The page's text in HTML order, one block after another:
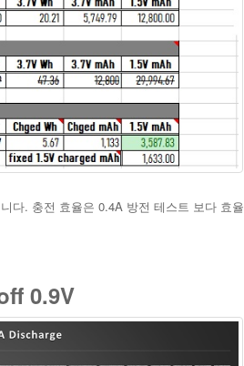
다. 충전 효율은 0.4A 방전 테스트 보다 효율
0.9V